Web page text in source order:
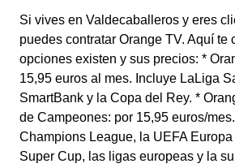
Si vives en Valdecaballeros y eres
puedes contratar Orange TV. Aquí te
opciones existen y sus precios: *
15,95 euros al mes. Incluye LaLiga
SmartBank y la Copa del Rey. *
de Campeones: por 15,95 euros/
Champions League, la UEFA
Super Cup, las ligas europeas y la